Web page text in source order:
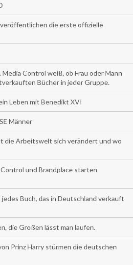
die erste offizielle
Control weiß, ob Frau oder Mann
Bücher in jeder Gruppe.
Leben mit Benedikt XVI
Männer
die Arbeitswelt sich verändert und wo
und Brandplace starten
Buch, das in Deutschland verkauft
die Großen lässt man laufen.
Prinz Harry stürmen die deutschen